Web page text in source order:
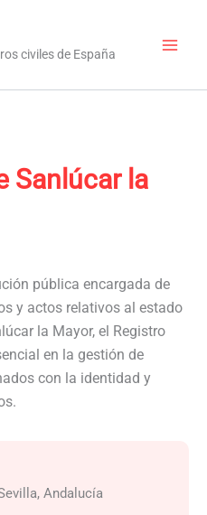
civiles de España
Sanlúcar la
pública encargada de
y actos relativos al estado
la Mayor, el Registro
en la gestión de
con la identidad y
Andalucía